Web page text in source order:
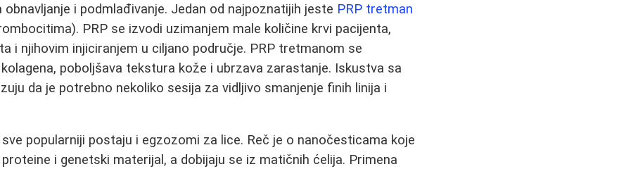
i podmlađivanje. Jedan od najpoznatijih jeste PRP tretman
PRP se izvodi uzimanjem male količine krvi pacijenta,
i njihovim injiciranjem u ciljano područje. PRP tretmanom se
poboljšava tekstura kože i ubrzava zarastanje. Iskustva sa
da je potrebno nekoliko sesija za vidljivo smanjenje finih linija i
popularniji postaju i egzozomi za lice. Reč je o nanočesticama koje
i genetski materijal, a dobijaju se iz matičnih ćelija. Primena